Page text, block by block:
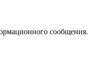
сообщения.